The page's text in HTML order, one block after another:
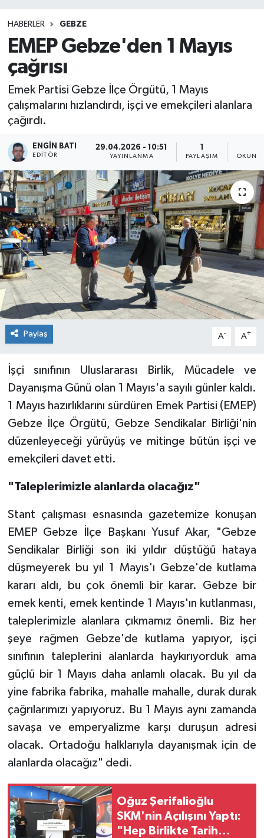
HABERLER GEBZE
EMEP Gebze'den 1 Mayıs
çağrısı
Emek Partisi Gebze İlçe Örgütü, 1 Mayıs
çalışmalarını hızlandırdı, işçi ve emekçileri alanlara
çağırdı.
ENGIN BATI
EDITÖR
29.04.2026 - 10:51
YAYINLANMA PAYLAŞIM
Paylaş A- A+
İşçi sınıfının Uluslararası Birlik, Mücadele ve
Dayanışma Günü olan 1 Mayıs'a sayılı günler kaldı.
1 Mayıs hazırlıklarını sürdüren Emek Partisi (EMEP)
Gebze İlçe Örgütü, Gebze Sendikalar Birliği'nin
düzenleyeceği yürüyüş ve mitinge bütün işçi ve
emekçileri davet etti.
"Taleplerimizle alanlarda olacağız"
Stant çalışması esnasında gazetemize konuşan
EMEP Gebze İlçe Başkanı Yusuf Akar, "Gebze
Sendikalar Birliği son iki yıldır düştüğü hataya
düşmeyerek bu yıl 1 Mayıs'ı Gebze'de kutlama
kararı aldı, bu çok önemli bir karar. Gebze bir
emek kenti, emek kentinde 1 Mayıs'ın kutlanması,
taleplerimizle alanlara çıkmamız önemli. Biz her
şeye rağmen Gebze'de kutlama yapıyor, işçi
sınıfının taleplerini alanlarda haykırıyorduk ama
güçlü bir 1 Mayıs daha anlamlı olacak. Bu yıl da
yine fabrika fabrika, mahalle mahalle, durak durak
çağrılarımızı yapıyoruz. Bu 1 Mayıs aynı zamanda
savaşa ve emperyalizme karşı duruşun adresi
olacak. Ortadoğu halklarıyla dayanışmak için de
alanlarda olacağız" dedi.
Oğuz Şerifalioğlu
SKM'nin Açılışını Yaptı:
"Hep Birlikte Tarih